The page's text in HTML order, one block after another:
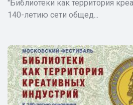
"Библиотеки как территория
140-летию сети общед...